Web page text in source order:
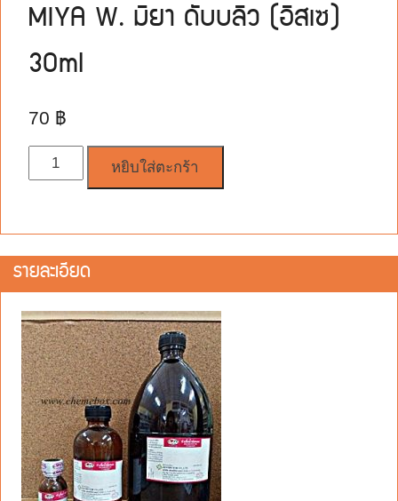
MIYA W. มิยา ดับบลิว (อิสเซ)
30ml
70 ฿
จำนวน
หยิบใส่ตะกร้า
รายละเอียด